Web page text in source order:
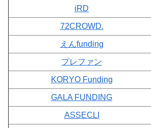
iRD
72CROWD.
えんfunding
プレファン
KORYO Funding
GALA FUNDING
ASSECLI